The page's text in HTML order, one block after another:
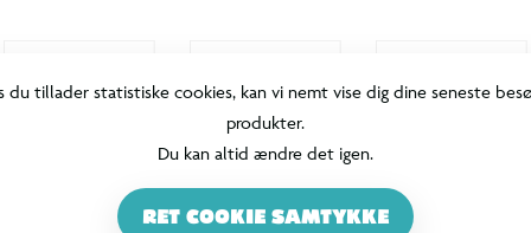
du tillader statistiske cookies, kan vi nemt vise dig dine seneste
produkter.
Du kan altid ændre det igen.
RET COOKIE SAMTYKKE